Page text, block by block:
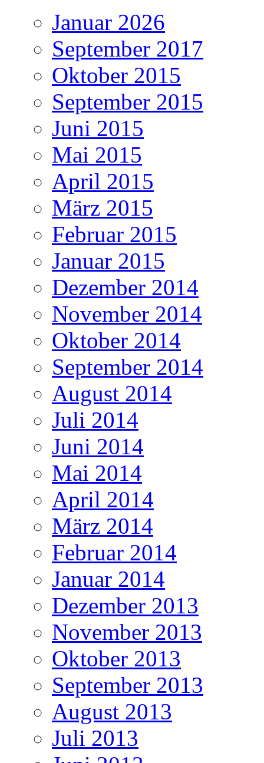
Januar 2026
September 2017
Oktober 2015
September 2015
Juni 2015
Mai 2015
April 2015
März 2015
Februar 2015
Januar 2015
Dezember 2014
November 2014
Oktober 2014
September 2014
August 2014
Juli 2014
Juni 2014
Mai 2014
April 2014
März 2014
Februar 2014
Januar 2014
Dezember 2013
November 2013
Oktober 2013
September 2013
August 2013
Juli 2013